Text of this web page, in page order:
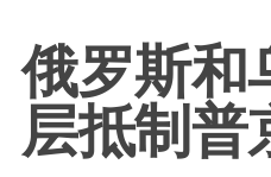
俄罗斯和
层抵制普